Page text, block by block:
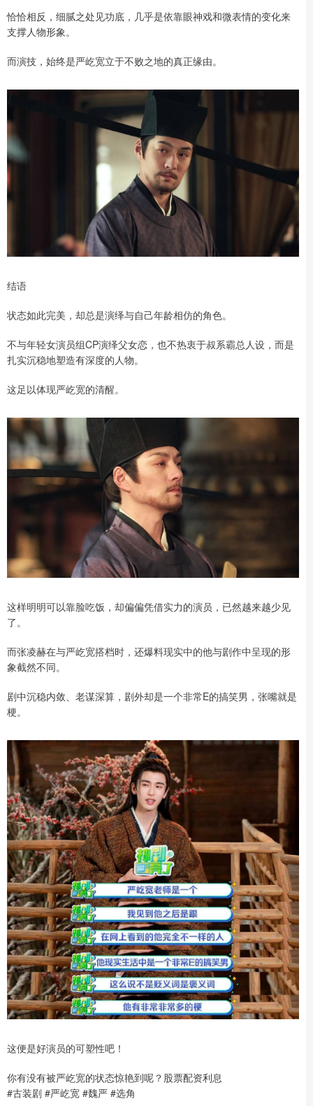
恰恰相反，细腻之处见功底，几乎是依靠眼神戏和微表情的变化来
支撑人物形象。
而演技，始终是严屹宽立于不败之地的真正缘由。
结语
状态如此完美，却总是演绎与自己年龄相仿的角色。
不与年轻女演员组CP演绎父女恋，也不热衷于叔系霸总人设，而是
扎实沉稳地塑造有深度的人物。
这足以体现严屹宽的清醒。
这样明明可以靠脸吃饭，却偏偏凭借实力的演员，已然越来越少见
了。
而张凌赫在与严屹宽搭档时，还爆料现实中的他与剧作中呈现的形
象截然不同。
剧中沉稳内敛、老谋深算，剧外却是一个非常E的搞笑男，张嘴就是
梗。
这便是好演员的可塑性吧！
你有没有被严屹宽的状态惊艳到呢？股票配资利息
#古装剧 #严屹宽 #魏严 #选角